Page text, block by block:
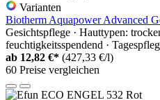
Varianten
Biotherm Aquapower Advanced
Gesichtspflege · Hauttypen:
feuchtigkeitsspendend ·
ab 12,82 €* (427,33 €/l)
60 Preise vergleichen